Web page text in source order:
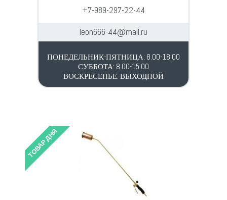
+7-989-297-22-44
leon666-44@mail.ru
ПОНЕДЕЛЬНИК-ПЯТНИЦА: 8.00-18.00
СУББОТА: 8.00-15.00
ВОСКРЕСЕНЬЕ: ВЫХОДНОЙ
ТОВАР ДНЯ